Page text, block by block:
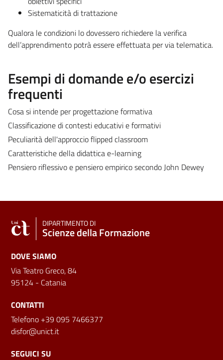
Sistematicità di trattazione
Qualora le condizioni lo dovessero richiedere la verifica
dell’apprendimento potrà essere effettuata per via telematica.
Esempi di domande e/o esercizi
frequenti
Cosa si intende per progettazione formativa
Classificazione di contesti educativi e formativi
Peculiarità dell'approccio flipped classroom
Caratteristiche della didattica e-learning
Pensiero riflessivo e pensiero empirico secondo John Dewey
DIPARTIMENTO DI
Scienze della Formazione
DOVE SIAMO
Via Teatro Greco, 84
95124 - Catania
CONTATTI
Telefono +39 095 7466377
disfor@unict.it
SEGUICI SU